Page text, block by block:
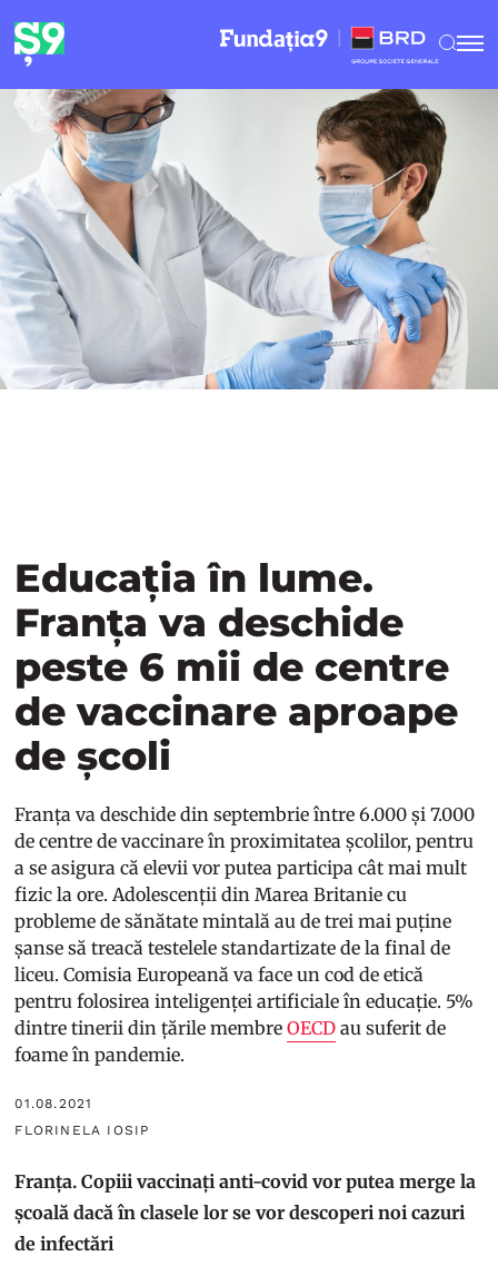
Educația în lume.
Franța va deschide
peste 6 mii de centre
de vaccinare aproape
de școli
Franța va deschide din septembrie între 6.000 și 7.000
de centre de vaccinare în proximitatea școlilor, pentru
a se asigura că elevii vor putea participa cât mai mult
fizic la ore. Adolescenții din Marea Britanie cu
probleme de sănătate mintală au de trei mai puține
șanse să treacă testelele standartizate de la final de
liceu. Comisia Europeană va face un cod de etică
pentru folosirea inteligenței artificiale în educație. 5%
dintre tinerii din țările membreOECD au suferit de
foame în pandemie.
01.08.2021
FLORINELA IOSIP
Franța. Copiii vaccinați anti-covid vor putea merge la
școală dacă în clasele lor se vor descoperi noi cazuri
de infectări